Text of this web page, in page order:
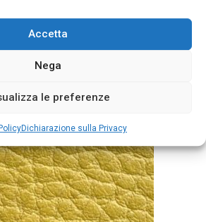
Accetta
Nega
le preferenze
Dichiarazione sulla Privacy